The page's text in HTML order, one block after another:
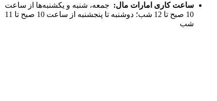
ساعت کاری امارات مال: جمعه، شنبه و یکشنبه‌ها از ساعت
10 صبح تا 12 شب؛ دوشنبه تا پنجشنبه از ساعت 10 صبح تا 11
شب